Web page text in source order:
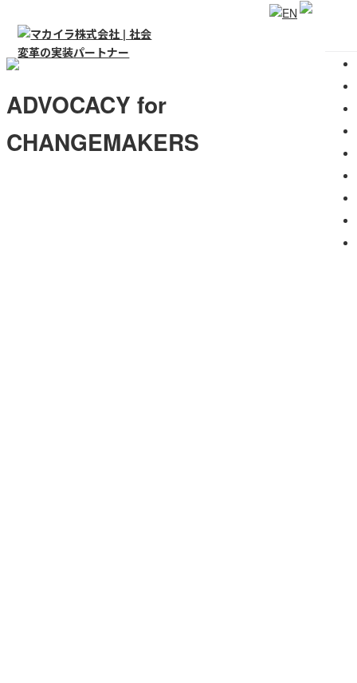
ADVOCACY for
CHANGEMAKERS